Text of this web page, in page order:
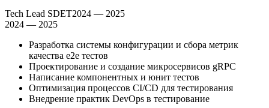
Tech Lead SDET2024 — 2025
2024 — 2025
Разработка системы конфигурации и сбора метрик
качества е2е тестов
Проектирование и создание микросервисов gRPC
Написание компонентных и юнит тестов
Оптимизация процессов CI/CD для тестирования
Внедрение практик DevOps в тестирование